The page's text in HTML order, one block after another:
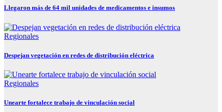
Llegaron más de 64 mil unidades de medicamentos e insumos
Regionales
Despejan vegetación en redes de distribución eléctrica
Regionales
Unearte fortalece trabajo de vinculación social